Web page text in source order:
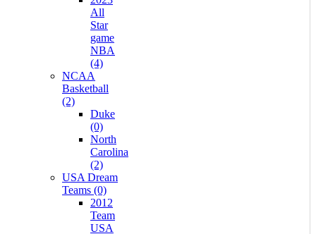
All
Star
game
NBA
(4)
NCAA
Basketball
(2)
Duke
(0)
North
Carolina
(2)
USA Dream
Teams (0)
2012
Team
USA